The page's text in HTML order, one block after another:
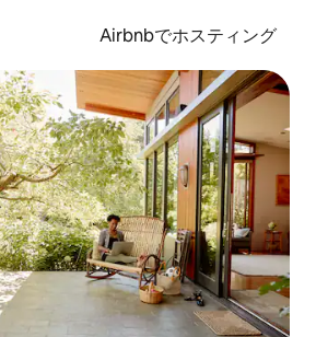
Airbnbでホスティング